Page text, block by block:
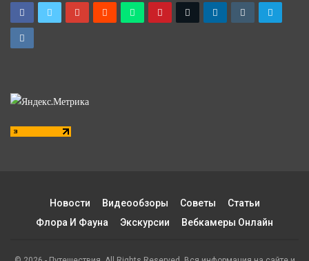
Новости Видеообзоры Советы
Статьи
Флора И Фауна
Экскурсии Вебкамеры Онлайн